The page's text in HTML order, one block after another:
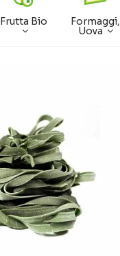
Frutta Bio Formaggi,
Uova